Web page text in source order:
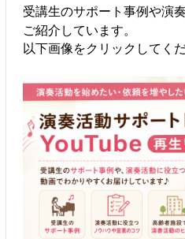
受講生のサポート事例や演
ご紹介しています。
以下画像をクリックしてく